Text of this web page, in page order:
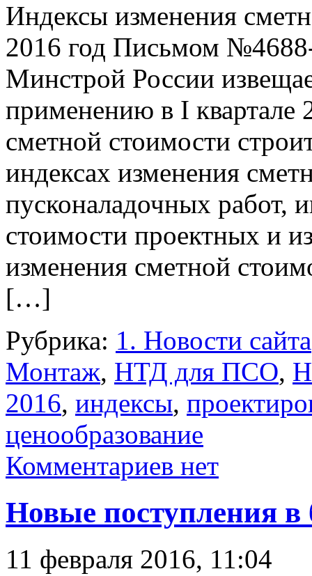
Индексы изменения
2016 год Письмом
Минстрой России
применению в I квартале
сметной стоимости
индексах изменения
пусконаладочных работ,
стоимости проектных и
изменения сметной
[…]
Рубрика: 1. Новости сайта
Монтаж, НТД для ПСО,
2016, индексы,
ценообразование
Комментариев нет
Новые поступления в
11 февраля 2016, 11:04